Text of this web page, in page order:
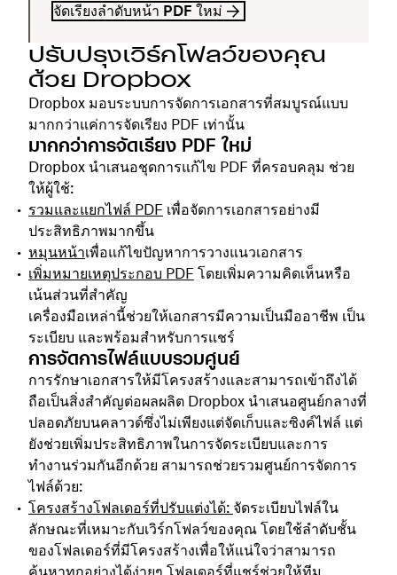
จัดเรียงลำดับหน้า PDF ใหม่
ปรับปรุงเวิร์กโฟลว์ของคุณ
ด้วย Dropbox
Dropbox มอบระบบการจัดการเอกสารที่สมบูรณ์แบบ
มากกว่าแค่การจัดเรียง PDF เท่านั้น
มากกว่าการจัดเรียง PDF ใหม่
Dropbox นำเสนอชุดการแก้ไข PDF ที่ครอบคลุม ช่วย
ให้ผู้ใช้:
รวมและแยกไฟล์ PDF เพื่อจัดการเอกสารอย่างมี
ประสิทธิภาพมากขึ้น
หมุนหน้าเพื่อแก้ไขปัญหาการวางแนวเอกสาร
เพิ่มหมายเหตุประกอบ PDF โดยเพิ่มความคิดเห็นหรือ
เน้นส่วนที่สำคัญ
เครื่องมือเหล่านี้ช่วยให้เอกสารมีความเป็นมืออาชีพ เป็น
ระเบียบ และพร้อมสำหรับการแชร์
การจัดการไฟล์แบบรวมศูนย์
การรักษาเอกสารให้มีโครงสร้างและสามารถเข้าถึงได้
ถือเป็นสิ่งสำคัญต่อผลผลิต Dropbox นำเสนอศูนย์กลางที่
ปลอดภัยบนคลาวด์ซึ่งไม่เพียงแต่จัดเก็บและซิงค์ไฟล์ แต่
ยังช่วยเพิ่มประสิทธิภาพในการจัดระเบียบและการ
ทำงานร่วมกันอีกด้วย สามารถช่วยรวมศูนย์การจัดการ
ไฟล์ด้วย:
โครงสร้างโฟลเดอร์ที่ปรับแต่งได้: จัดระเบียบไฟล์ใน
ลักษณะที่เหมาะกับเวิร์กโฟลว์ของคุณ โดยใช้ลำดับชั้น
ของโฟลเดอร์ที่มีโครงสร้างเพื่อให้แน่ใจว่าสามารถ
ค้นหาทุกอย่างได้ง่ายๆ โฟลเดอร์ที่แชร์ช่วยให้ทีม